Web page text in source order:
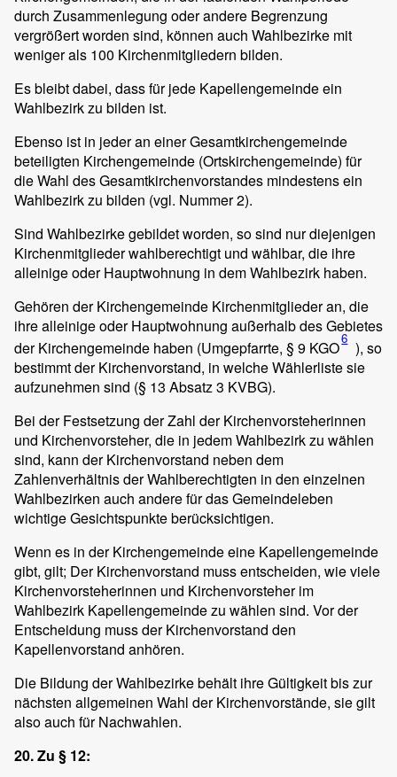
durch Zusammenlegung oder andere Begrenzung
vergrößert worden sind, können auch Wahlbezirke mit
weniger als 100 Kirchenmitgliedern bilden.
Es bleibt dabei, dass für jede Kapellengemeinde ein
Wahlbezirk zu bilden ist.
Ebenso ist in jeder an einer Gesamtkirchengemeinde
beteiligten Kirchengemeinde (Ortskirchengemeinde) für
die Wahl des Gesamtkirchenvorstandes mindestens ein
Wahlbezirk zu bilden (vgl. Nummer 2).
Sind Wahlbezirke gebildet worden, so sind nur diejenigen
Kirchenmitglieder wahlberechtigt und wählbar, die ihre
alleinige oder Hauptwohnung in dem Wahlbezirk haben.
Gehören der Kirchengemeinde Kirchenmitglieder an, die
ihre alleinige oder Hauptwohnung außerhalb des Gebietes
der Kirchengemeinde haben (Umgepfarrte, § 9 KGO6 ), so
bestimmt der Kirchenvorstand, in welche Wählerliste sie
aufzunehmen sind (§ 13 Absatz 3 KVBG).
Bei der Festsetzung der Zahl der Kirchenvorsteherinnen
und Kirchenvorsteher, die in jedem Wahlbezirk zu wählen
sind, kann der Kirchenvorstand neben dem
Zahlenverhältnis der Wahlberechtigten in den einzelnen
Wahlbezirken auch andere für das Gemeindeleben
wichtige Gesichtspunkte berücksichtigen.
Wenn es in der Kirchengemeinde eine Kapellengemeinde
gibt, gilt; Der Kirchenvorstand muss entscheiden, wie viele
Kirchenvorsteherinnen und Kirchenvorsteher im
Wahlbezirk Kapellengemeinde zu wählen sind. Vor der
Entscheidung muss der Kirchenvorstand den
Kapellenvorstand anhören.
Die Bildung der Wahlbezirke behält ihre Gültigkeit bis zur
nächsten allgemeinen Wahl der Kirchenvorstände, sie gilt
also auch für Nachwahlen.
20. Zu § 12: